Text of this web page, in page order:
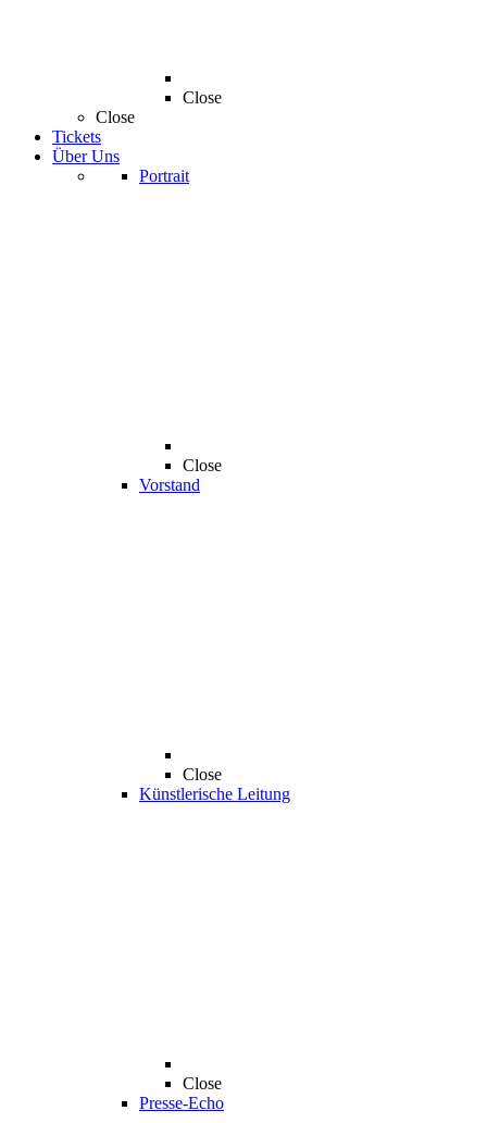
Close
Close
Tickets
Über Uns
Portrait
Close
Vorstand
Close
Künstlerische Leitung
Close
Presse-Echo